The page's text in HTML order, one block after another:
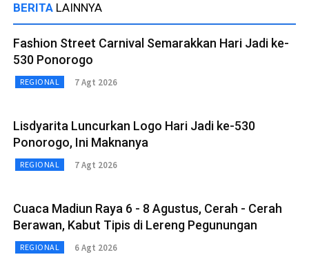
BERITA LAINNYA
Fashion Street Carnival Semarakkan Hari Jadi ke-
530 Ponorogo
REGIONAL 7 Agt 2026
Lisdyarita Luncurkan Logo Hari Jadi ke-530
Ponorogo, Ini Maknanya
REGIONAL 7 Agt 2026
Cuaca Madiun Raya 6 - 8 Agustus, Cerah - Cerah
Berawan, Kabut Tipis di Lereng Pegunungan
REGIONAL 6 Agt 2026